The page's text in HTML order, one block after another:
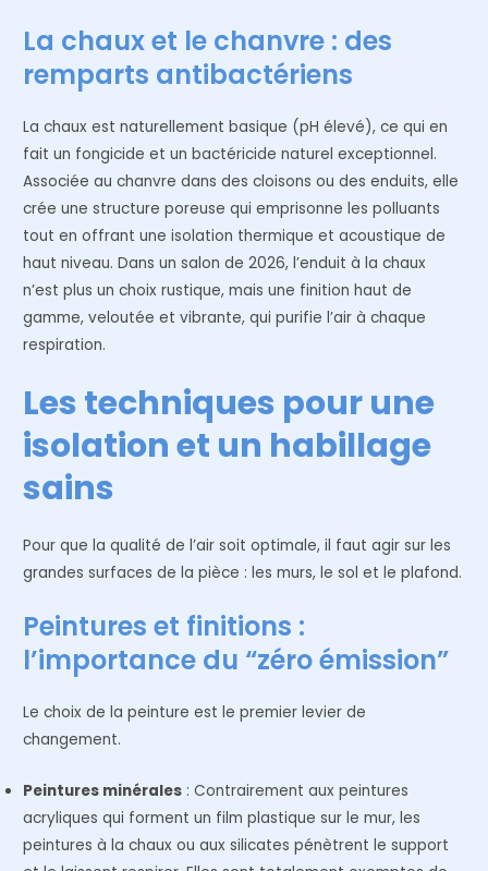
La chaux et le chanvre : des
remparts antibactériens
La chaux est naturellement basique (pH élevé), ce qui en
fait un fongicide et un bactéricide naturel exceptionnel.
Associée au chanvre dans des cloisons ou des enduits, elle
crée une structure poreuse qui emprisonne les polluants
tout en offrant une isolation thermique et acoustique de
haut niveau. Dans un salon de 2026, l’enduit à la chaux
n’est plus un choix rustique, mais une finition haut de
gamme, veloutée et vibrante, qui purifie l’air à chaque
respiration.
Les techniques pour une
isolation et un habillage
sains
Pour que la qualité de l’air soit optimale, il faut agir sur les
grandes surfaces de la pièce : les murs, le sol et le plafond.
Peintures et finitions :
l’importance du “zéro émission”
Le choix de la peinture est le premier levier de
changement.
Peintures minérales : Contrairement aux peintures
acryliques qui forment un film plastique sur le mur, les
peintures à la chaux ou aux silicates pénètrent le support